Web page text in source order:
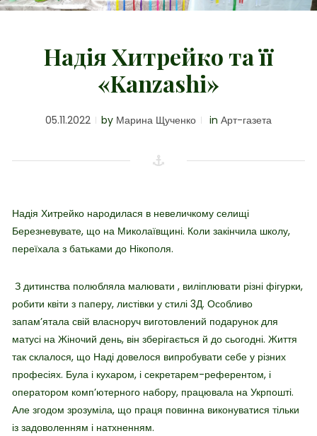
Надія Хитрейко та її
«Kanzashi»
05.11.2022 by Марина Щученко in Арт-газета
Надія Хитрейко народилася в невеличкому селищі
Березневувате, що на Миколаївщині. Коли закінчила школу,
переїхала з батьками до Нікополя.
З дитинства полюбляла малювати , виліплювати різні фігурки,
робити квіти з паперу, листівки у стилі 3Д. Особливо
запам’ятала свій власноруч виготовлений подарунок для
матусі на Жіночий день, він зберігається й до сьогодні. Життя
так склалося, що Наді довелося випробувати себе у різних
професіях. Була і кухаром, і секретарем-референтом, і
оператором комп’ютерного набору, працювала на Укрпошті.
Але згодом зрозуміла, що праця повинна виконуватися тільки
із задоволенням і натхненням.